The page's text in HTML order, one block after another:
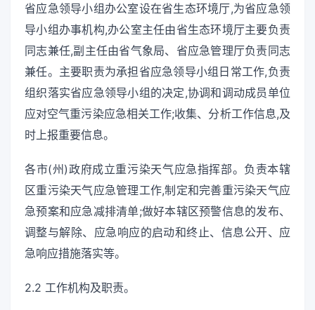
省应急领导小组办公室设在省生态环境厅,为省应急领
导小组办事机构,办公室主任由省生态环境厅主要负责
同志兼任,副主任由省气象局、省应急管理厅负责同志
兼任。主要职责为承担省应急领导小组日常工作,负责
组织落实省应急领导小组的决定,协调和调动成员单位
应对空气重污染应急相关工作;收集、分析工作信息,及
时上报重要信息。
各市(州)政府成立重污染天气应急指挥部。负责本辖
区重污染天气应急管理工作,制定和完善重污染天气应
急预案和应急减排清单;做好本辖区预警信息的发布、
调整与解除、应急响应的启动和终止、信息公开、应
急响应措施落实等。
2.2 工作机构及职责。